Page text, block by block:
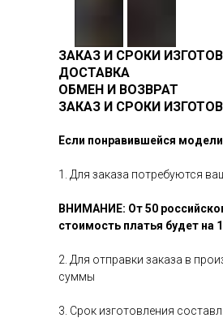
ЗАКАЗ И СРОКИ
ДОСТАВКА
ОБМЕН И ВОЗВРАТ
ЗАКАЗ И СРОКИ
Если понравившейся
1. Для заказа потребуются
ВНИМАНИЕ: От 50
стоимость платья будет на
2. Для отправки заказа в
суммы
3. Срок изготовления